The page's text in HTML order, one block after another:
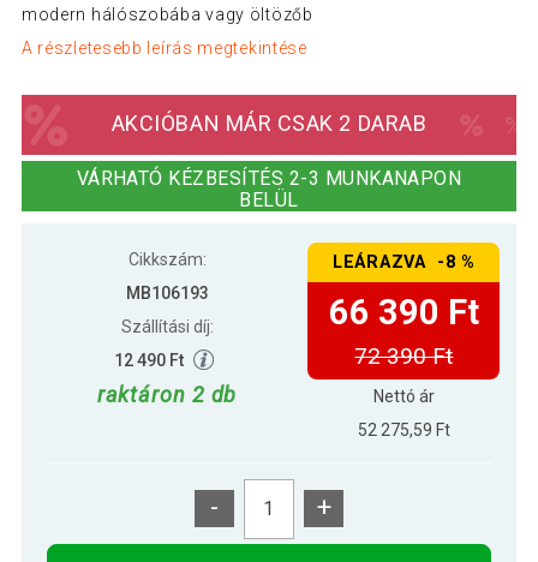
modern hálószobába vagy öltözőb
A részletesebb leírás megtekintése
AKCIÓBAN MÁR CSAK 2 DARAB
VÁRHATÓ KÉZBESÍTÉS 2-3 MUNKANAPON
BELÜL
Cikkszám:
MB106193
Szállítási díj:
12 490 Ft
raktáron 2 db
LEÁRAZVA -8 %
66 390 Ft
72 390 Ft
Nettó ár
52 275,59 Ft
- +